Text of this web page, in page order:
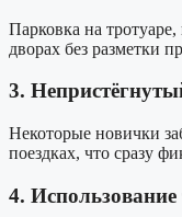
Парковка на
дворах без разметки
3.
Некоторые новички
поездках, что сразу
4.